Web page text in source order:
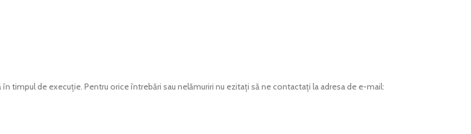
timpul de execuție. Pentru orice întrebări sau nelămuriri nu ezitați să ne contactați la adresa de e-mail: